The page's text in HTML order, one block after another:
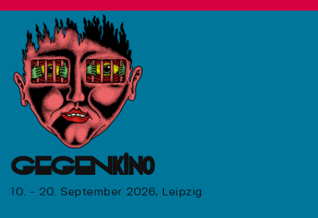
GEGENkino
10. - 20. September 2026, Leipzig